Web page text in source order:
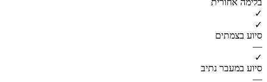
✓
✓
סיוע בצמתים
—
✓
סיוע במעבר נתיב
—